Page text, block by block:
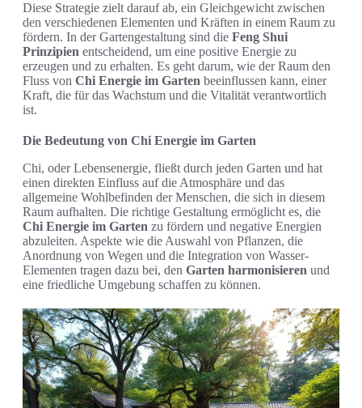
Diese Strategie zielt darauf ab, ein Gleichgewicht zwischen
den verschiedenen Elementen und Kräften in einem Raum zu
fördern. In der Gartengestaltung sind die Feng Shui
Prinzipien entscheidend, um eine positive Energie zu
erzeugen und zu erhalten. Es geht darum, wie der Raum den
Fluss von Chi Energie im Garten beeinflussen kann, einer
Kraft, die für das Wachstum und die Vitalität verantwortlich
ist.
Die Bedeutung von Chi Energie im Garten
Chi, oder Lebensenergie, fließt durch jeden Garten und hat
einen direkten Einfluss auf die Atmosphäre und das
allgemeine Wohlbefinden der Menschen, die sich in diesem
Raum aufhalten. Die richtige Gestaltung ermöglicht es, die
Chi Energie im Garten zu fördern und negative Energien
abzuleiten. Aspekte wie die Auswahl von Pflanzen, die
Anordnung von Wegen und die Integration von Wasser-
Elementen tragen dazu bei, den Garten harmonisieren und
eine friedliche Umgebung schaffen zu können.